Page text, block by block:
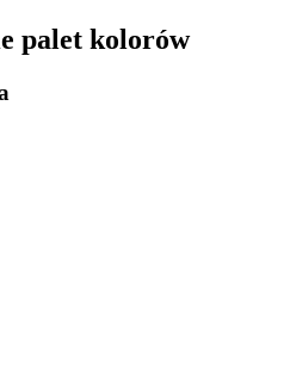
palet kolorów